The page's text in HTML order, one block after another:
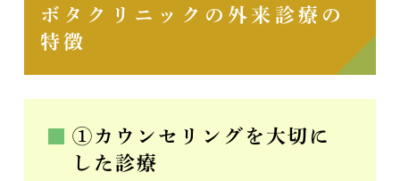
ボタクリニックの外来診療の
特徴
①カウンセリングを大切に
した診療